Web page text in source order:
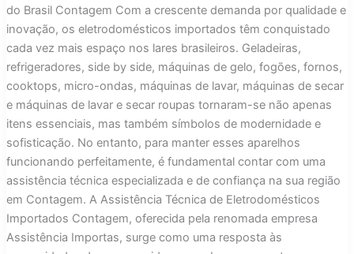
do Brasil Contagem Com a crescente demanda por qualidade e
inovação, os eletrodomésticos importados têm conquistado
cada vez mais espaço nos lares brasileiros. Geladeiras,
refrigeradores, side by side, máquinas de gelo, fogões, fornos,
cooktops, micro-ondas, máquinas de lavar, máquinas de secar
e máquinas de lavar e secar roupas tornaram-se não apenas
itens essenciais, mas também símbolos de modernidade e
sofisticação. No entanto, para manter esses aparelhos
funcionando perfeitamente, é fundamental contar com uma
assistência técnica especializada e de confiança na sua região
em Contagem. A Assistência Técnica de Eletrodomésticos
Importados Contagem, oferecida pela renomada empresa
Assistência Importas, surge como uma resposta às